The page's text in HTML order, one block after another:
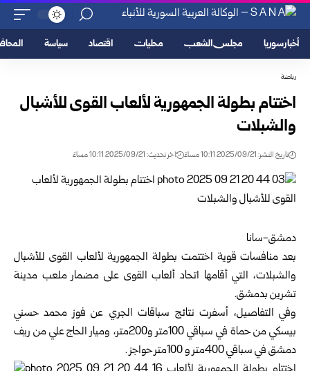
أخبار سوريا مجلس الشعب محليات اقتصاد سياسة
رياضة
اختتام بطولة الجمهورية لألعاب القوى للأشبال
والشبلات
تاريخ النشر: 2025/09/21 10:11 مساءً اخر تحديث: 2025/09/21 10:11 مساءً
دمشق-سانا
بعد منافسات قوية اختتمت بطولة الجمهورية لألعاب القوى للأشبال
والشبلات، التي أقامها اتحاد ألعاب القوى على مضمار ملعب مدينة
تشرين بدمشق.
وفي التفاصيل، أسفرت نتائج سباقات الجري عن فوز محمد حسني
بيسكي من حماة في سباقي 100متر و200متر، وميار الحاج علي من ريف
دمشق في سباقي 400متر و 100متر حواجز .